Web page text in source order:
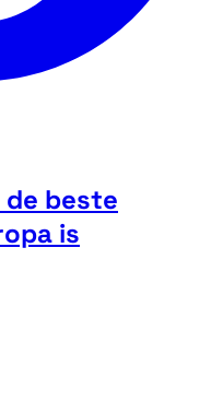
de beste
is